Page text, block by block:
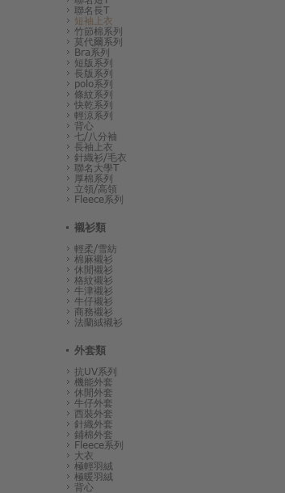
聯名長T
短袖上衣
竹節棉系列
莫代爾系列
Bra系列
短版系列
長版系列
polo系列
條紋系列
快乾系列
輕涼系列
背心
七/八分袖
長袖上衣
針織衫/毛衣
聯名大學T
厚棉系列
立領/高領
Fleece系列
襯衫類
輕柔/雪紡
棉麻襯衫
休閒襯衫
格紋襯衫
牛津襯衫
牛仔襯衫
商務襯衫
法蘭絨襯衫
外套類
抗UV系列
機能外套
休閒外套
牛仔外套
西裝外套
針織外套
鋪棉外套
Fleece系列
大衣
極輕羽絨
極暖羽絨
背心